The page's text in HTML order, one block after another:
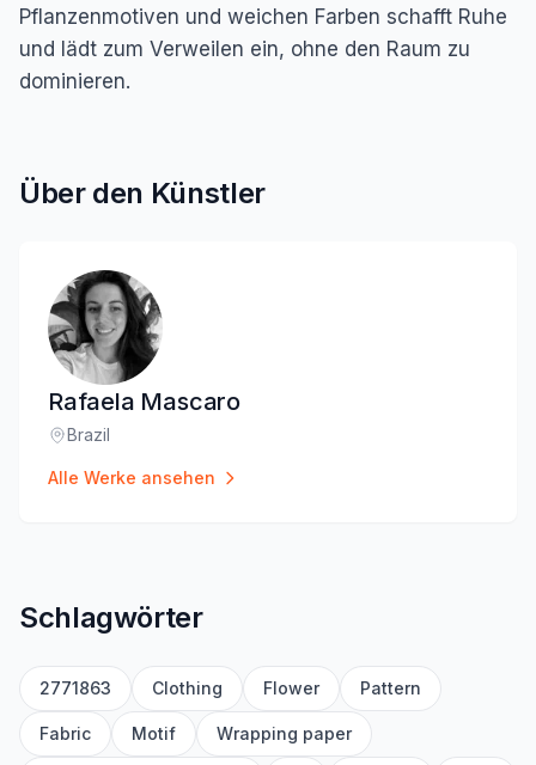
Pflanzenmotiven und weichen Farben schafft Ruhe
und lädt zum Verweilen ein, ohne den Raum zu
dominieren.
Über den Künstler
Rafaela Mascaro
Standort
Brazil
Alle Werke ansehen
Schlagwörter
2771863 Clothing Flower Pattern
Fabric Motif Wrapping paper